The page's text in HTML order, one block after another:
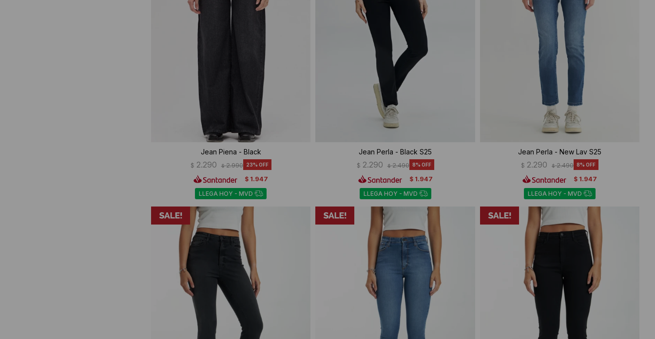
Jean Piena - Black
$ 2.290 $ 2.990 23
$ 1.947
LLEGA HOY - MVD
Jean Perla - Black S25
$ 2.290 $ 2.490 8
$ 1.947
LLEGA HOY - MVD
Jean Perla - New Lav S25
$ 2.290 $ 2.490 8
$ 1.947
LLEGA HOY - MVD